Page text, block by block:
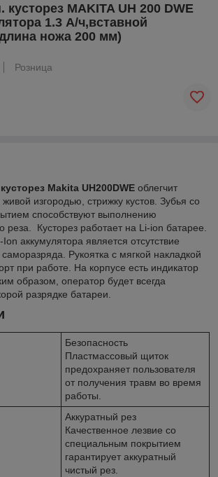
кусторез MAKITA UH 200 DWE
1.3 А/ч,вставной
ножа 200 мм)
Розница
Makita UH200DWE облегчит
изгородью, стрижку кустов. Зубья со
способствуют выполнению
реза. Кусторез работает на Li-ion батарее.
аккумулятора является отсутствие
Рукоятка с мягкой накладкой
при работе. На корпусе есть индикатор
образом, оператор будет всегда
разрядке батареи.
Безопасность
Пластмассовый щиток
предохраняет пользователя
от получения травм во время
работы.
Аккуратный рез
Качественное лезвие со
специальным покрытием
гарантирует аккуратный
чистый рез.